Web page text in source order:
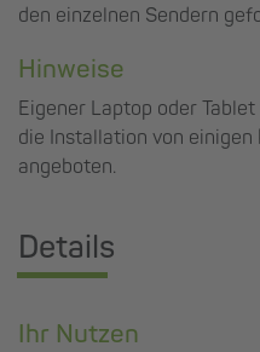
den einzelnen Sendern
Hinweise
Eigener Laptop oder
die Installation von einigen
angeboten.
Details
Ihr Nutzen